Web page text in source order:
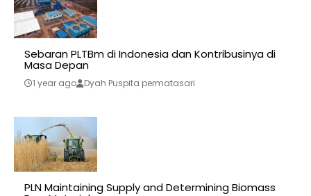
Sebaran PLTBm di Indonesia dan Kontribusinya di
Masa Depan
1 year ago Dyah Puspita permatasari
PLN Maintaining Supply and Determining Biomass